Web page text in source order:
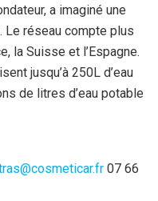
a imaginé une
Le réseau compte plus
la Suisse et l’Espagne.
jusqu’à 250L d’eau
de litres d’eau potable
07 66